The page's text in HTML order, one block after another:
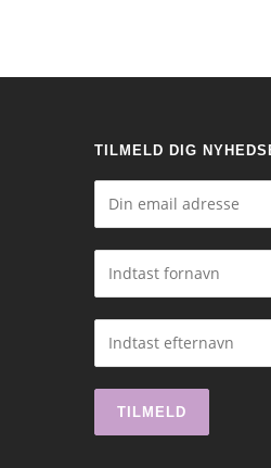
TILMELD DIG